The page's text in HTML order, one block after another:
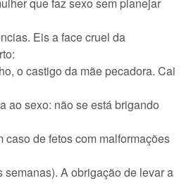
Eis a face cruel da
o castigo da mãe pecadora. Cai
ao sexo: não se está brigando
caso de fetos com malformações
semanas). A obrigação de levar a